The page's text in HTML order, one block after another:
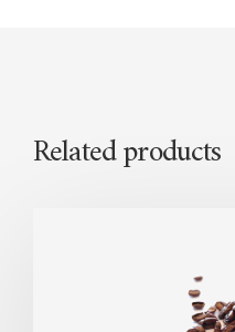
Related products